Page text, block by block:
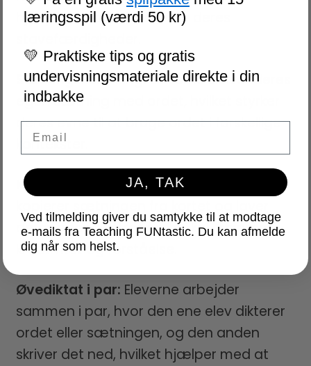
hjælper med at forstærke deres
Sætningsskrivning:Eleverne skriver deres
egen sætning med ordet, hvilket styrker
deres evne til at bruge ordet i forskellige
kontekster.
Kopiering og illustration:Eleverne
deres egen illustration, hvilket fremmer
kreativitet og forståelse.
Øvediktat i par: Eleverne arbejder
sammen i par, hvor den ene elev dikterer
ordet eller sætningen, og den anden
skriver det ned, hvilket hjælper med at
læringsspil (værdi 50 kr)
💛 Praktiske tips og gratis
undervisningsmateriale direkte i din
indbakke
JA, TAK
Ved tilmelding giver du samtykke til at modtage
e-mails fra Teaching FUNtastic. Du kan afmelde
dig når som helst.